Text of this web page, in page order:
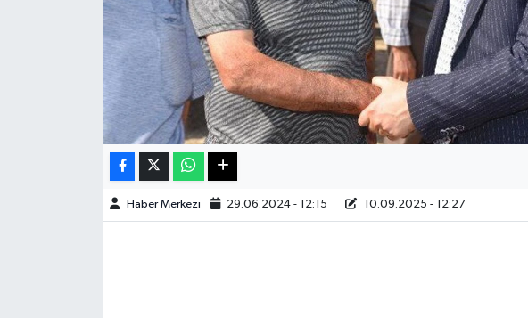
Haber Merkezi 29.06.2024 - 12:15 10.09.2025 - 12:27